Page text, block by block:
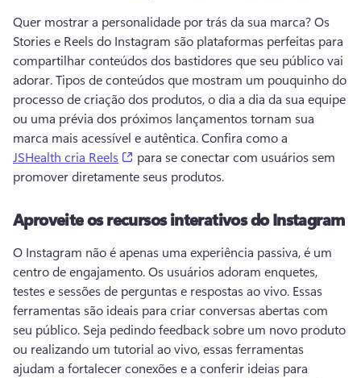
Quer mostrar a personalidade por trás da sua marca? Os
Stories e Reels do Instagram são plataformas perfeitas para
compartilhar conteúdos dos bastidores que seu público vai
adorar. Tipos de conteúdos que mostram um pouquinho do
processo de criação dos produtos, o dia a dia da sua equipe
ou uma prévia dos próximos lançamentos tornam sua
marca mais acessível e autêntica. Confira como a
JSHealth cria Reels
(opens in a new tab)
para se conectar com usuários sem
promover diretamente seus produtos.
Aproveite os recursos interativos do Instagram
O Instagram não é apenas uma experiência passiva, é um
centro de engajamento. Os usuários adoram enquetes,
testes e sessões de perguntas e respostas ao vivo. Essas
ferramentas são ideais para criar conversas abertas com
seu público. Seja pedindo feedback sobre um novo produto
ou realizando um tutorial ao vivo, essas ferramentas
ajudam a fortalecer conexões e a conferir ideias para